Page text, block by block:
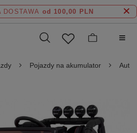
DOSTAWA od 100,00 PLN
Pojazdy na akumulator Auta